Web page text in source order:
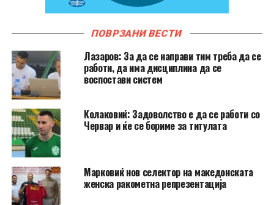
ПОВРЗАНИ ВЕСТИ
Лазаров: За да се направи тим треба да се
работи, да има дисциплина да се
воспостави систем
Колаковиќ: Задоволство е да се работи со
Червар и ќе се бориме за титулата
Марковиќ нов селектор на македонската
женска ракометна репрезентација